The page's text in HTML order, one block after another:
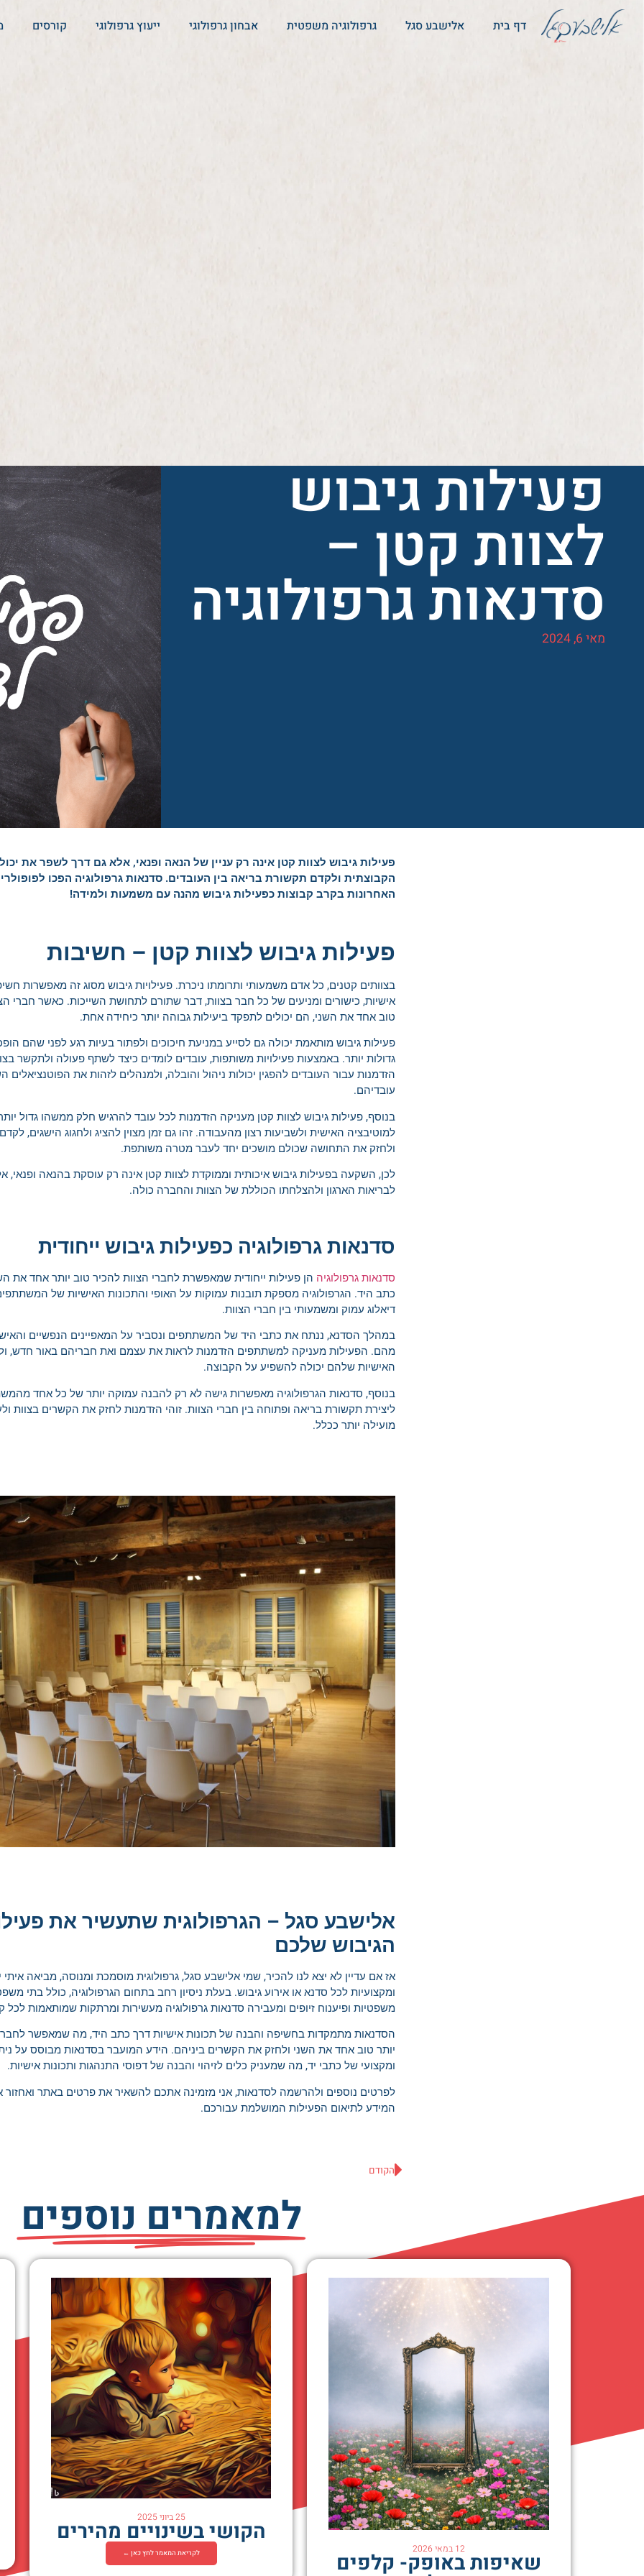
דף בית אלישבע סגל גרפולוגיה משפטית אבחון גרפולוגי ייעוץ גרפולוגי קורסים
פעילות גיבוש
לצוות קטן –
סדנאות גרפולוגיה
מאי 6, 2024
פעילות גיבוש לצוות קטן אינה רק עניין של הנאה ופנאי, אלא גם דרך לשפר את
הקבוצתית ולקדם תקשורת בריאה בין העובדים. סדנאות גרפולוגיה הפכו
האחרונות בקרב קבוצות כפעילות גיבוש מהנה עם משמעות ולמידה!
פעילות גיבוש לצוות קטן – חשיבות
בצוותים קטנים, כל אדם משמעותי ותרומתו ניכרת. פעילויות גיבוש מסוג זה מאפשרות
אישיות, כישורים ומניעים של כל חבר בצוות, דבר שתורם לתחושת השייכות. כאשר חברי
טוב אחד את השני, הם יכולים לתפקד ביעילות גבוהה יותר כיחידה אחת.
פעילות גיבוש מותאמת יכולה גם לסייע במניעת חיכוכים ולפתור בעיות רגע לפני שהם
גדולות יותר. באמצעות פעילויות משותפות, עובדים לומדים כיצד לשתף פעולה ולתקשר
הזדמנות עבור העובדים להפגין יכולות ניהול והובלה, ולמנהלים לזהות את הפוטנציאלים
עובדיהם.
בנוסף, פעילות גיבוש לצוות קטן מעניקה הזדמנות לכל עובד להרגיש חלק ממשהו גדול
למוטיבציה האישית ולשביעות רצון מהעבודה. זהו גם זמן מצוין להציג ולחגוג הישגים,
ולחזק את התחושה שכולם מושכים יחד לעבר מטרה משותפת.
לכן, השקעה בפעילות גיבוש איכותית וממוקדת לצוות קטן אינה רק עוסקת בהנאה ופנאי,
לבריאות הארגון ולהצלחתו הכוללת של הצוות והחברה כולה.
סדנאות גרפולוגיה כפעילות גיבוש ייחודית
סדנאות גרפולוגיה הן פעילות ייחודית שמאפשרת לחברי הצוות להכיר טוב יותר אחד את
כתב היד. הגרפולוגיה מספקת תובנות עמוקות על האופי והתכונות האישיות של
דיאלוג עמוק ומשמעותי בין חברי הצוות.
במהלך הסדנא, ננתח את כתבי היד של המשתתפים ונסביר על המאפיינים הנפשיים
מהם. הפעילות מעניקה למשתתפים הזדמנות לראות את עצמם ואת חבריהם באור חדש,
האישיות שלהם יכולה להשפיע על הקבוצה.
בנוסף, סדנאות הגרפולוגיה מאפשרות גישה לא רק להבנה עמוקה יותר של כל אחד
ליצירת תקשורת בריאה ופתוחה בין חברי הצוות. זוהי הזדמנות לחזק את הקשרים בצוות
מועילה יותר ככלל.
אלישבע סגל – הגרפולוגית שתעשיר את
הגיבוש שלכם
אז אם עדיין לא יצא לנו להכיר, שמי אלישבע סגל, גרפולוגית מוסמכת ומנוסה, מביאה איתי
ומקצועיות לכל סדנא או אירוע גיבוש. בעלת ניסיון רחב בתחום הגרפולוגיה, כולל בתי
משפטיות ופיענוח זיופים ומעבירה סדנאות גרפולוגיה מעשירות ומרתקות שמותאמות לכל
הסדנאות מתמקדות בחשיפה והבנה של תכונות אישיות דרך כתב היד, מה שמאפשר לחברי
יותר טוב אחד את השני ולחזק את הקשרים ביניהם. הידע המועבר בסדנאות מבוסס על
ומקצועי של כתבי יד, מה שמעניק כלים לזיהוי והבנה של דפוסי התנהגות ותכונות אישיות.
לפרטים נוספים ולהרשמה לסדנאות, אני מזמינה אתכם להשאיר את פרטים באתר ואחזור
המידע לתיאום הפעילות המושלמת עבורכם.
הקודם
למאמרים נוספים
12 במאי 2026
שאיפות באופק- קלפים
25 ביוני 2025
הקושי בשינויים מהירים
לקריאת המאמר לחץ כאן ←